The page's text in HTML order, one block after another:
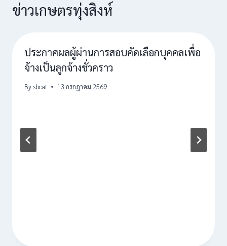
ข่าวเกษตรทุ่งสิงห์
ประกาศผลผู้ผ่านการสอบคัดเลือกบุคคลเพื่อ
จ้างเป็นลูกจ้างชั่วคราว
By sbcat 13 กรกฎาคม 2569